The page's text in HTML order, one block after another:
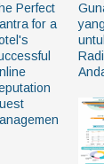
Perfect
for a